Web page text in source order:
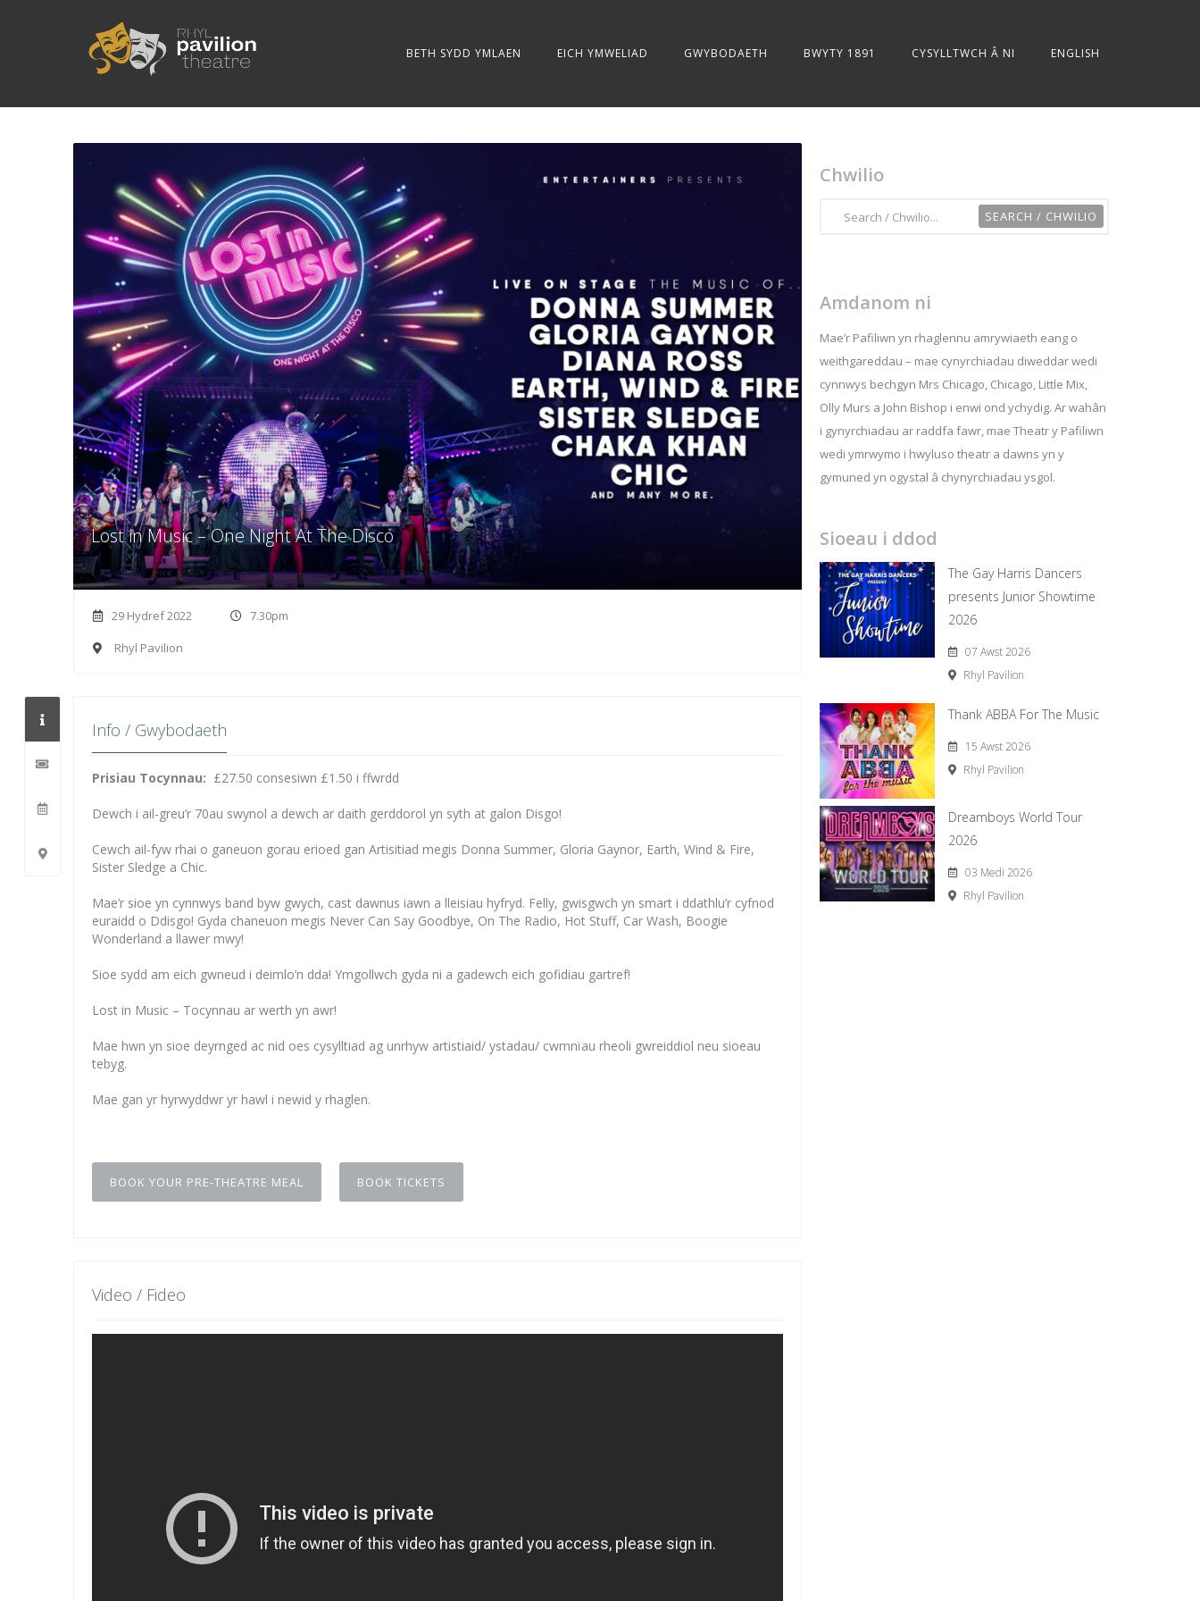
BETH SYDD YMLAEN EICH YMWELIAD GWYBODAETH BWYTY 1891 CYSYLLTWCH Â NI ENGLISH
Lost in Music – One Night At The Disco
29 Hydref 2022
7.30pm
Rhyl Pavilion
Info / Gwybodaeth
Prisiau Tocynnau: £27.50 consesiwn £1.50 i ffwrdd
Dewch i ail-greu’r 70au swynol a dewch ar daith gerddorol yn syth at galon Disgo!
Cewch ail-fyw rhai o ganeuon gorau erioed gan Artisitiad megis Donna Summer, Gloria Gaynor, Earth, Wind & Fire,
Sister Sledge a Chic.
Mae’r sioe yn cynnwys band byw gwych, cast dawnus iawn a lleisiau hyfryd. Felly, gwisgwch yn smart i ddathlu’r cyfnod
euraidd o Ddisgo! Gyda chaneuon megis Never Can Say Goodbye, On The Radio, Hot Stuff, Car Wash, Boogie
Wonderland a llawer mwy!
Sioe sydd am eich gwneud i deimlo’n dda! Ymgollwch gyda ni a gadewch eich gofidiau gartref!
Lost in Music – Tocynnau ar werth yn awr!
Mae hwn yn sioe deyrnged ac nid oes cysylltiad ag unrhyw artistiaid/ ystadau/ cwmnïau rheoli gwreiddiol neu sioeau
tebyg.
Mae gan yr hyrwyddwr yr hawl i newid y rhaglen.
BOOK YOUR PRE-THEATRE MEAL BOOK TICKETS
Video / Fideo
Chwilio
Amdanom ni
Mae’r Pafiliwn yn rhaglennu amrywiaeth eang o
weithgareddau – mae cynyrchiadau diweddar wedi
cynnwys bechgyn Mrs Chicago, Chicago, Little Mix,
Olly Murs a John Bishop i enwi ond ychydig. Ar wahân
i gynyrchiadau ar raddfa fawr, mae Theatr y Pafiliwn
wedi ymrwymo i hwyluso theatr a dawns yn y
gymuned yn ogystal â chynyrchiadau ysgol.
Sioeau i ddod
The Gay Harris Dancers
presents Junior Showtime
2026
07 Awst 2026
Rhyl Pavilion
Thank ABBA For The Music
15 Awst 2026
Rhyl Pavilion
Dreamboys World Tour
2026
03 Medi 2026
Rhyl Pavilion